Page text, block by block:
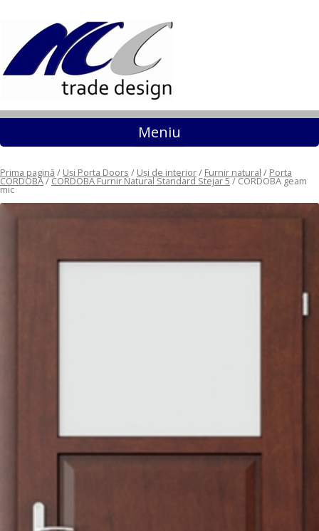
Meniu Sari la conținut
Prima pagină / Uși Porta Doors / Uși de interior/ Furnir natural / Porta
CORDOBA/CORDOBA Furnir Natural Standard Stejar 5/ CORDOBA geam
mic